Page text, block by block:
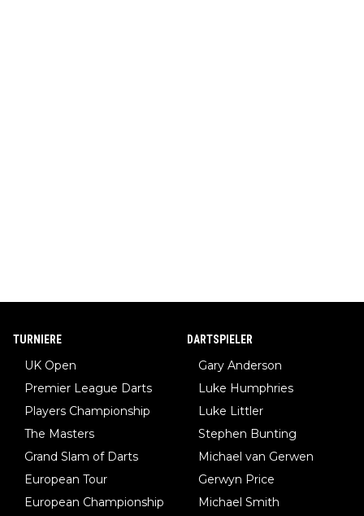
TURNIERE
UK Open
Premier League Darts
Players Championship
The Masters
Grand Slam of Darts
European Tour
European Championship
DARTSPIELER
Gary Anderson
Luke Humphries
Luke Littler
Stephen Bunting
Michael van Gerwen
Gerwyn Price
Michael Smith